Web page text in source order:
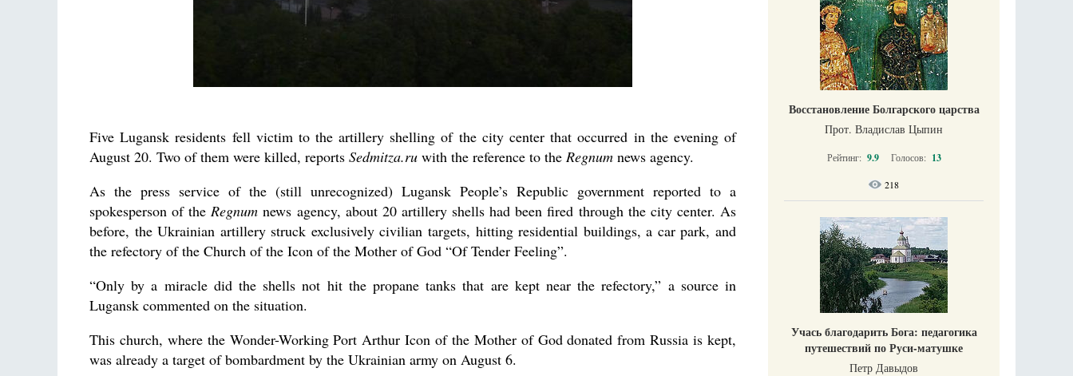
Five Lugansk residents fell victim to the artillery shelling of the city center that occurred in the evening of
August 20. Two of them were killed, reports Sedmitza.ru with the reference to the Regnum news agency.
As the press service of the (still unrecognized) Lugansk People’s Republic government reported to a
spokesperson of theRegnum news agency, about 20 artillery shells had been fired through the city center. As
before, the Ukrainian artillery struck exclusively civilian targets, hitting residential buildings, a car park, and
the refectory of the Church of the Icon of the Mother of God “Of Tender Feeling”.
“Only by a miracle did the shells not hit the propane tanks that are kept near the refectory,” a source in
Lugansk commented on the situation.
This church, where the Wonder-Working Port Arthur Icon of the Mother of God donated from Russia is kept,
was already a target of bombardment by the Ukrainian army on August 6.
Восстановление Болгарского царства
Прот. Владислав Цыпин
Рейтинг: 9.9 Голосов: 13
218
Учась благодарить Бога: педагогика
путешествий по Руси-матушке
Петр Давыдов